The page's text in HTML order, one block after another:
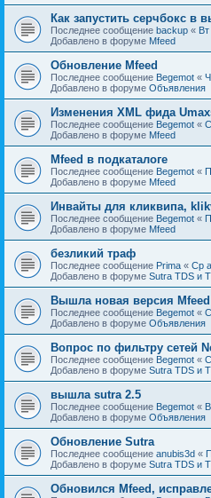
Как запустить серчбокс в
Последнее сообщение backup «
Добавлено в форуме Mfeed
Обновление Mfeed
Последнее сообщение Begemot «
Добавлено в форуме Объявления
Изменения XML фида
Последнее сообщение Begemot «
Добавлено в форуме Mfeed
Mfeed в подкаталоге
Последнее сообщение Begemot «
Добавлено в форуме Mfeed
Инвайты для кликвипа,
Последнее сообщение Begemot «
Добавлено в форуме Mfeed
безликий траф
Последнее сообщение Prima « Ср
Добавлено в форуме Sutra TDS и
Вышла новая версия Mfeed
Последнее сообщение Begemot «
Добавлено в форуме Объявления
Вопрос по фильтру сетей
Последнее сообщение Begemot «
Добавлено в форуме Sutra TDS и
вышла sutra 2.5
Последнее сообщение Begemot «
Добавлено в форуме Объявления
Обновление Sutra
Последнее сообщение anubis3d «
Добавлено в форуме Sutra TDS и
Обновился Mfeed,